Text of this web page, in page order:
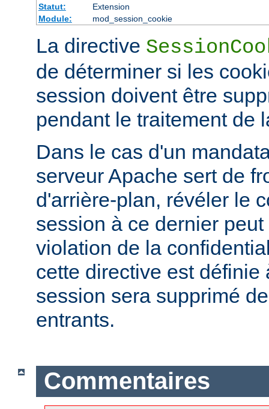
Statut:
Extension
Module:
mod_session_cookie
La directive
de déterminer si les
session doivent être
pendant le traitement de
Dans le cas d'un
serveur Apache sert de
d'arrière-plan, révéler le
session à ce dernier
violation de la
cette directive est définie
session sera supprimé
entrants.
Commentaires